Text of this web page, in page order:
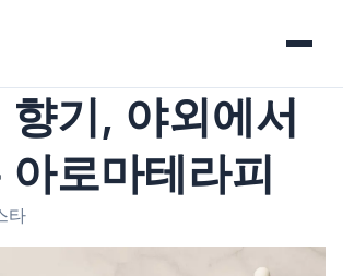
향기, 야외에서
아로마테라피
타